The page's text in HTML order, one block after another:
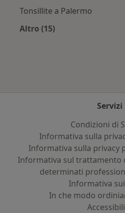
Tonsillite a Palermo
Altro (15)
Servizi
Condizioni di
Informativa sulla
Informativa sulla privacy
Informativa sul trattamento
determinati
Informativa
In che modo